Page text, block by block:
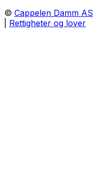
© Cappelen Damm AS
Rettigheter og lover